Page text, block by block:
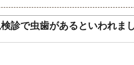
診で虫歯があるといわれま